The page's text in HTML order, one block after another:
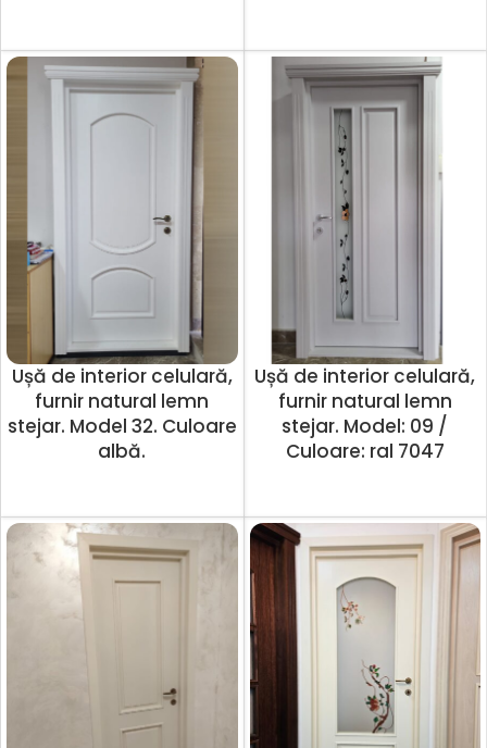
Ușă de interior celulară,
furnir natural lemn
stejar. Model 32. Culoare
albă.
Ușă de interior celulară,
furnir natural lemn
stejar. Model: 09 /
Culoare: ral 7047